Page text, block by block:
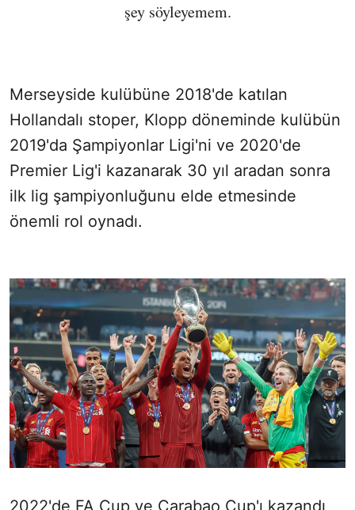
şey söyleyemem.
Merseyside kulübüne 2018'de katılan
Hollandalı stoper, Klopp döneminde kulübün
2019'da Şampiyonlar Ligi'ni ve 2020'de
Premier Lig'i kazanarak 30 yıl aradan sonra
ilk lig şampiyonluğunu elde etmesinde
önemli rol oynadı.
2022'de FA Cup ve Carabao Cup'ı kazandı